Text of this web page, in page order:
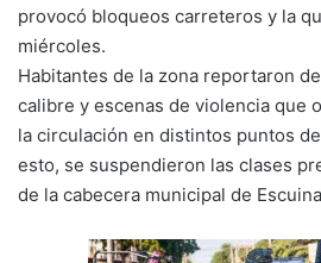
provocó bloqueos carreteros y la
miércoles.
Habitantes de la zona reportaron
calibre y escenas de violencia que
la circulación en distintos puntos
esto, se suspendieron las clases
de la cabecera municipal de